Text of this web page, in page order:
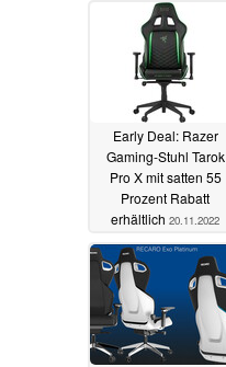
Early Deal: Razer
Gaming-Stuhl Tarok
Pro X mit satten 55
Prozent Rabatt
erhältlich 20.11.2022